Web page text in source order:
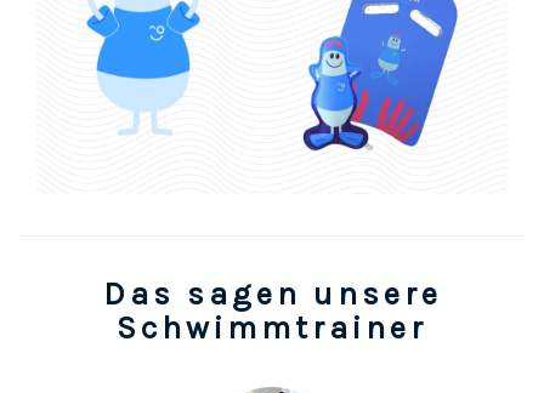
Das sagen unsere
Schwimmtrainer